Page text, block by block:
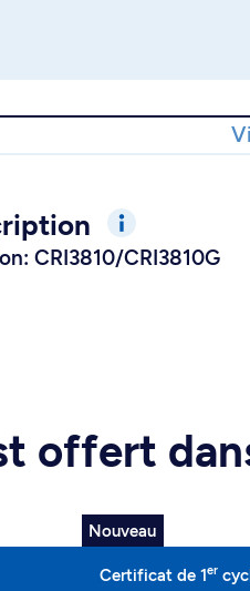
CRI3810/CRI3810G
offert
Nouveau
Certificat de 1er